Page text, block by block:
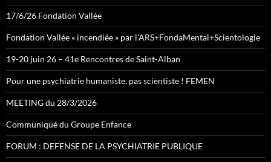
17/6/26 Fondation Vallée
Fondation Vallée « incendiée » par l’ARS+FondaMental+Scientologie
19-20 juin 26 – 41e Rencontres de Saint-Alban
Pour une psychiatrie humaniste, pas scientiste ! FEMEN
MEETING du 28/3/2026
Communiqué du Groupe Enfance
FORUM : DEFENSE DE LA PSYCHIATRIE PUBLIQUE